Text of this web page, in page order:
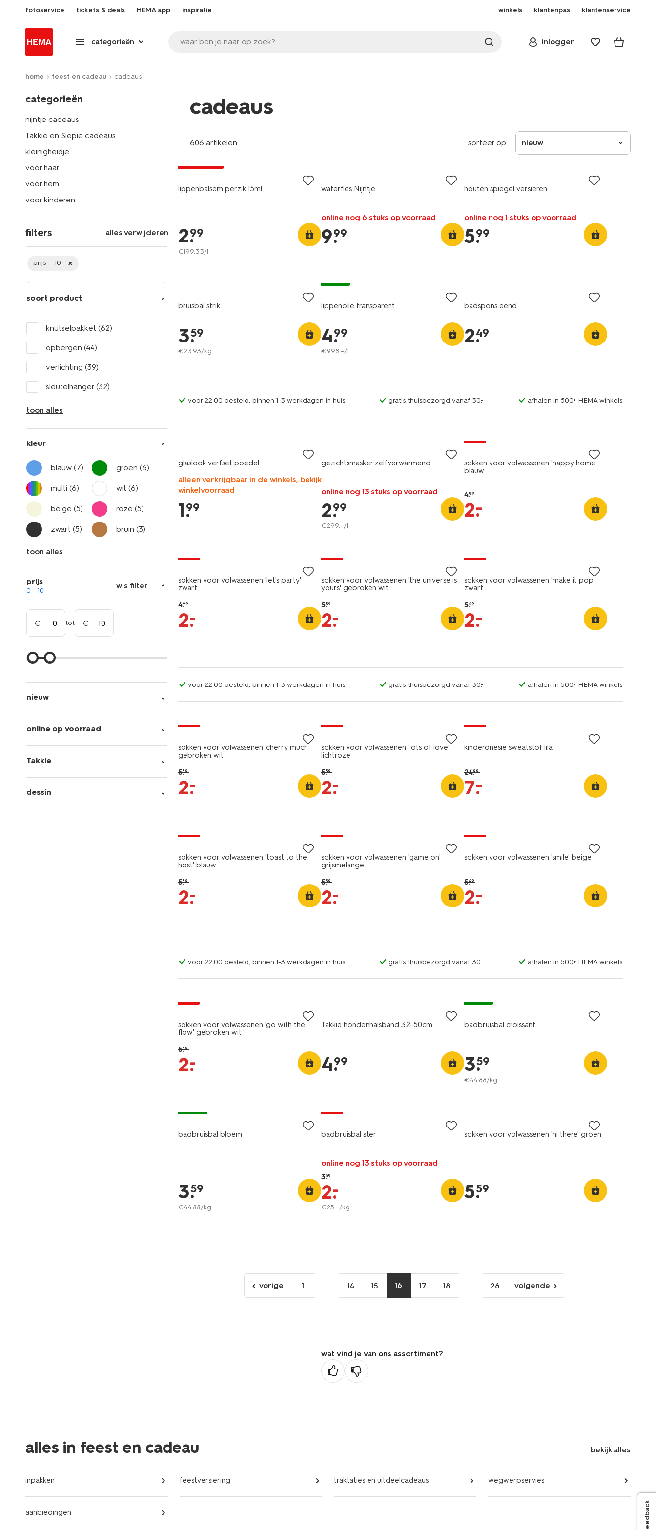
fotoservice tickets & deals HEMA app inspiratie winkels klantenpas klantenservice
categorieën waar ben je naar op zoek? inloggen
home feest en cadeau cadeaus
categorieën
nijntje cadeaus
Takkie en Siepie cadeaus
kleinigheidje
voor haar
voor hem
voor kinderen
filters alles verwijderen
prijs: - 10
soort product
knutselpakket (62)
opbergen (44)
verlichting (39)
sleutelhanger (32)
toon alles
kleur
blauw (7) groen(6)
multi (6) wit(6)
beige (5) roze(5)
zwart (5) bruin(3)
toon alles
prijs
0 - 10
wis filter
tot
nieuw
online op voorraad
Takkie
dessin
cadeaus
606 artikelen sorteer op: nieuw
lippenbalsem perzik 15ml
2.
99
€199.33/l
waterfles Nijntje
online nog 6 stuks op voorraad
9.
99
houten spiegel versieren
online nog 1 stuks op voorraad
5.
99
bruisbal strik
3.
59
€23.93/kg
lippenolie transparent
4.
99
€998.–/l
badspons eend
2.
49
voor 22:00 besteld, binnen 1-3 werkdagen in huis gratis thuisbezorgd vanaf 30.- afhalen in 500+ HEMA winkels
glaslook verfset poedel
alleen verkrijgbaar in de winkels, bekijk
winkelvoorraad
1.
99
gezichtsmasker zelfverwarmend
online nog 13 stuks op voorraad
2.
99
€299.–/l
sokken voor volwassenen 'happy home'
blauw
4.99
2.
–
sokken voor volwassenen 'let's party'
zwart
4.99
2.
–
sokken voor volwassenen 'the universe is
yours' gebroken wit
5.59
2.
–
sokken voor volwassenen 'make it pop'
zwart
5.49
2.
–
voor 22:00 besteld, binnen 1-3 werkdagen in huis gratis thuisbezorgd vanaf 30.- afhalen in 500+ HEMA winkels
sokken voor volwassenen 'cherry much'
gebroken wit
5.59
2.
–
sokken voor volwassenen 'lots of love'
lichtroze
5.59
2.
–
kinderonesie sweatstof lila
24.99
7.
–
sokken voor volwassenen 'toast to the
host' blauw
5.59
2.
–
sokken voor volwassenen 'game on'
grijsmelange
5.59
2.
–
sokken voor volwassenen 'smile' beige
5.49
2.
–
voor 22:00 besteld, binnen 1-3 werkdagen in huis gratis thuisbezorgd vanaf 30.- afhalen in 500+ HEMA winkels
sokken voor volwassenen 'go with the
flow' gebroken wit
5.59
2.
–
Takkie hondenhalsband 32-50cm
4.
99
badbruisbal croissant
3.
59
€44.88/kg
badbruisbal bloem
3.
59
€44.88/kg
badbruisbal ster
online nog 13 stuks op voorraad
3.59
2.
–
€25.–/kg
sokken voor volwassenen 'hi there' groen
5.
59
ga
naar
vorige 1 ... 14 15 16 17 18 ... 26
volgende
pagina
volgende
wat vind je van ons assortiment?
Feedback
alles in feest en cadeau bekijk alles
inpakken feestversiering traktaties en uitdeelcadeaus wegwerpservies
aanbiedingen